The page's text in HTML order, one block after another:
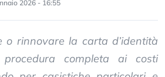
2026 - 16:55
o rinnovare la carta d’identità
completa ai costi